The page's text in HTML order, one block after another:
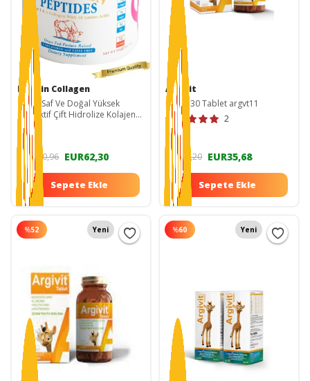
Kiperin Collagen
%100 Saf Ve Doğal Yüksek
Biyoaktif Çift Hidrolize Kolajen
Peptitler içeren Diyet
Takviyesi(50günlük) KC00001
EUR120,96 EUR62,30
Sepete Ekle
Argivit
Focus 30 Tablet argvt11
2
EUR89,20 EUR35,68
Sepete Ekle
%52 Yeni %60 Yeni